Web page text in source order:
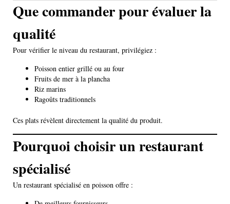
Que commander pour évaluer la
qualité
Pour vérifier le niveau du restaurant, privilégiez :
Poisson entier grillé ou au four
Fruits de mer à la plancha
Riz marins
Ragoûts traditionnels
Ces plats révèlent directement la qualité du produit.
Pourquoi choisir un restaurant
spécialisé
Un restaurant spécialisé en poisson offre :